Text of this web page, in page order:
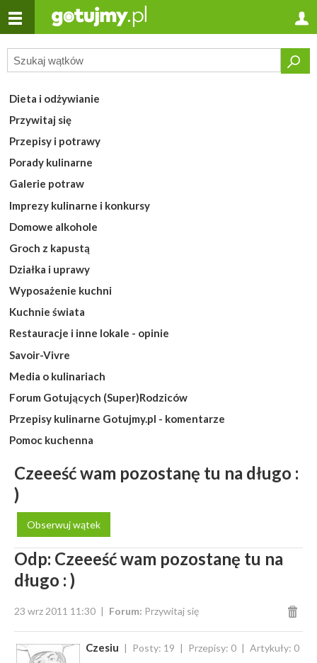
Dieta i odżywianie
Przywitaj się
Przepisy i potrawy
Porady kulinarne
Galerie potraw
Imprezy kulinarne i konkursy
Domowe alkohole
Groch z kapustą
Działka i uprawy
Wyposażenie kuchni
Kuchnie świata
Restauracje i inne lokale - opinie
Savoir-Vivre
Media o kulinariach
Forum Gotujących (Super)Rodziców
Przepisy kulinarne Gotujmy.pl - komentarze
Pomoc kuchenna
Czeeeść wam pozostanę tu na długo :
)
Obserwuj wątek
Odp: Czeeeść wam pozostanę tu na
długo : )
23 wrz 2011 11:30 Forum: Przywitaj się
Czesiu Posty: 19 Przepisy: 0 Artykuły: 0